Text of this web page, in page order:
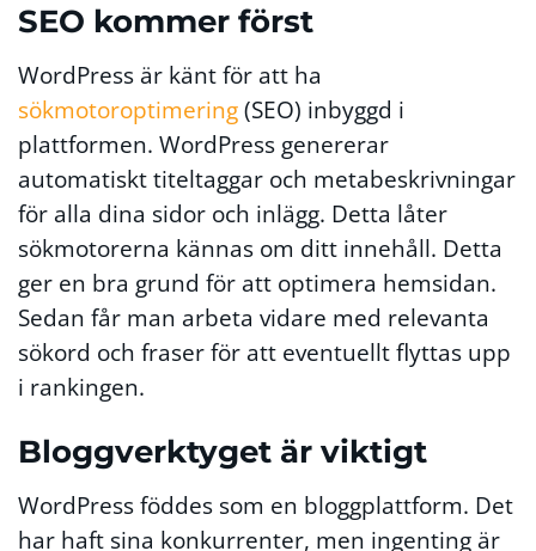
SEO kommer först
WordPress är känt för att ha
sökmotoroptimering (SEO) inbyggd i
plattformen. WordPress genererar
automatiskt titeltaggar och metabeskrivningar
för alla dina sidor och inlägg. Detta låter
sökmotorerna kännas om ditt innehåll. Detta
ger en bra grund för att optimera hemsidan.
Sedan får man arbeta vidare med relevanta
sökord och fraser för att eventuellt flyttas upp
i rankingen.
Bloggverktyget är viktigt
WordPress föddes som en bloggplattform. Det
har haft sina konkurrenter, men ingenting är